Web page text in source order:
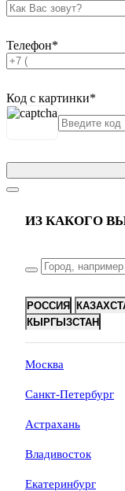
Телефон*
Код с картинки*
ИЗ КАКОГО
РОССИЯ
КЫРГЫЗСТАН
Москва
Санкт-Петербург
Астрахань
Владивосток
Екатеринбург